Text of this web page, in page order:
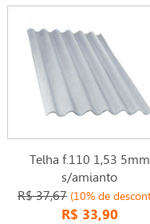
Telha f.110 1,53 5mm
s/amianto
R$ 37,67 (10% de
R$ 33,90